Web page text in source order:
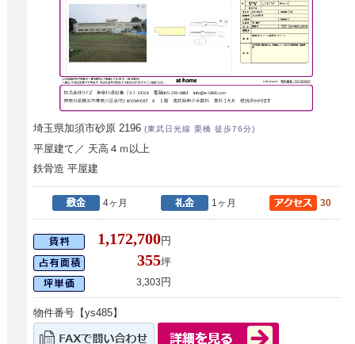
埼玉県加須市砂原 2196(東武日光線 栗橋 徒歩76分)
平屋建て／ 天高４ｍ以上
鉄骨造 平屋建
4ヶ月 1ヶ月 30
1,172,700円
355坪
3,303 円
物件番号【ys485】